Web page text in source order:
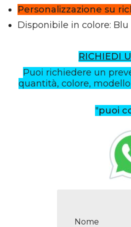
Personalizzazione su
Disponibile in colore: Blu
RICHIEDI
Puoi richiedere un
quantità, colore,
"puoi
Nome